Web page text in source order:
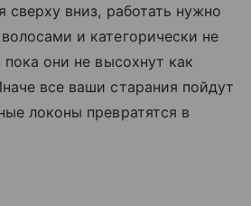
сверху вниз, работать нужно
и категорически не
они не высохнут как
все ваши старания пойдут
локоны превратятся в